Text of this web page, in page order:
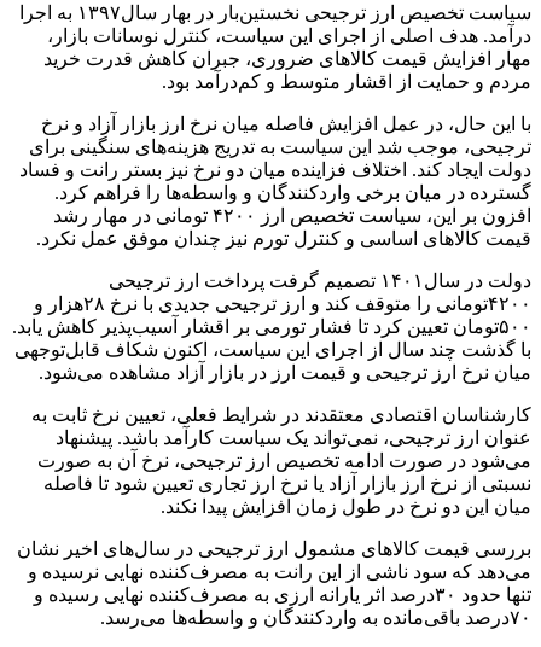
سیاست تخصیص ارز ترجیحی نخستین‌بار در بهار سال۱۳۹۷ به اجرا
درآمد. هدف اصلی از اجرای این سیاست، کنترل نوسانات بازار،
مهار افزایش قیمت کالاهای ضروری، جبران کاهش قدرت خرید
مردم و حمایت از اقشار متوسط و کم‌درآمد بود.
با این حال، در عمل افزایش فاصله میان نرخ ارز بازار آزاد و نرخ
ترجیحی، موجب شد این سیاست به تدریج هزینه‌های سنگینی برای
دولت ایجاد کند. اختلاف فزاینده میان دو نرخ نیز بستر رانت و فساد
گسترده در میان برخی واردکنندگان و واسطه‌ها را فراهم کرد.
افزون بر این، سیاست تخصیص ارز ۴۲۰۰ تومانی در مهار رشد
قیمت کالاهای اساسی و کنترل تورم نیز چندان موفق عمل نکرد.
دولت در سال۱۴۰۱ تصمیم گرفت پرداخت ارز ترجیحی
۴۲۰۰تومانی را متوقف کند و ارز ترجیحی جدیدی با نرخ ۲۸هزار و
۵۰۰تومان تعیین کرد تا فشار تورمی بر اقشار آسیب‌پذیر کاهش یابد.
با گذشت چند سال از اجرای این سیاست، اکنون شکاف قابل‌توجهی
میان نرخ ارز ترجیحی و قیمت ارز در بازار آزاد مشاهده می‌شود.
کارشناسان اقتصادی معتقدند در شرایط فعلی، تعیین نرخ ثابت به
عنوان ارز ترجیحی، نمی‌تواند یک سیاست کارآمد باشد. پیشنهاد
می‌شود در صورت ادامه تخصیص ارز ترجیحی، نرخ آن به صورت
نسبتی از نرخ ارز بازار آزاد یا نرخ ارز تجاری تعیین شود تا فاصله
میان این دو نرخ در طول زمان افزایش پیدا نکند.
بررسی قیمت کالاهای مشمول ارز ترجیحی در سال‌های اخیر نشان
می‌دهد که سود ناشی از این رانت به مصرف‌کننده نهایی نرسیده و
تنها حدود ۳۰درصد اثر یارانه ارزی به مصرف‌کننده نهایی رسیده و
۷۰درصد باقی‌مانده به واردکنندگان و واسطه‌ها می‌رسد.